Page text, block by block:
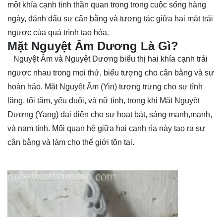
một khía cạnh tinh thần quan trọng trong cuộc sống hàng
ngày, đánh dấu sự cân bằng và tương tác giữa hai mặt trái
ngược của quá trình tạo hóa.
Mặt Nguyệt Âm Dương Là Gì?
Nguyệt Âm và Nguyệt Dương biểu thị hai khía cạnh trái
ngược nhau trong mọi thứ, biểu tượng cho cân bằng và sự
hoàn hảo. Mặt Nguyệt Âm (Yin) tượng trưng cho sự tĩnh
lặng, tối tăm, yếu đuối, và nữ tính, trong khi Mặt Nguyệt
Dương (Yang) đại diện cho sự hoạt bát, sáng mạnh,mạnh,
và nam tính. Mối quan hệ giữa hai cạnh rìa này tạo ra sự
cân bằng và làm cho thế giới tồn tại.